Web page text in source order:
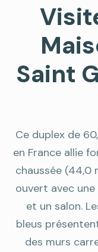
Saint
Ce duplex de
en France allie
chaussée (44,0
ouvert avec
et un salon.
bleus
des murs